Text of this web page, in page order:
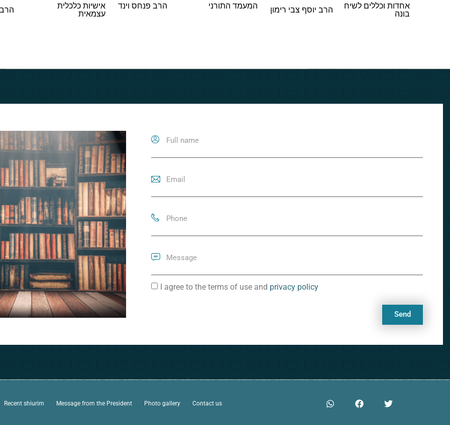
אישיות כלכלית
עצמאית
הרב פנחס וינד המעמד התורני הרב יוסף צבי רימון
אחדות וכללים לשיח
בונה
I agree to the terms of use and privacy policy
Send
Recent shiurim Message from the President Photo gallery Contact us